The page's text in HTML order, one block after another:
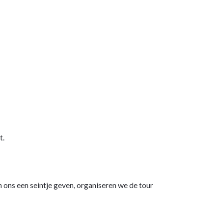
een seintje geven, organiseren we de tour